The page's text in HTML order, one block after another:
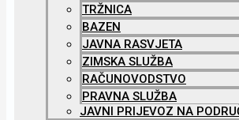
TRŽNICA
BAZEN
JAVNA RASVJETA
ZIMSKA SLUŽBA
RAČUNOVODSTVO
PRAVNA SLUŽBA
JAVNI PRIJEVOZ NA